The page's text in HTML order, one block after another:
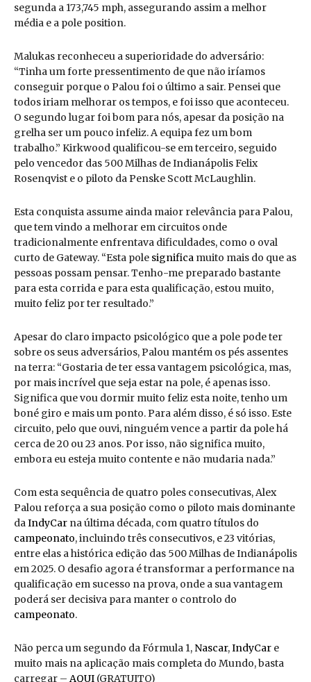
segunda a 173,745 mph, assegurando assim a melhor
média e a pole position.
Malukas reconheceu a superioridade do adversário:
“Tinha um forte pressentimento de que não iríamos
conseguir porque o Palou foi o último a sair. Pensei que
todos iriam melhorar os tempos, e foi isso que aconteceu.
O segundo lugar foi bom para nós, apesar da posição na
grelha ser um pouco infeliz. A equipa fez um bom
trabalho.” Kirkwood qualificou-se em terceiro, seguido
pelo vencedor das 500 Milhas de Indianápolis Felix
Rosenqvist e o piloto da Penske Scott McLaughlin.
Esta conquista assume ainda maior relevância para Palou,
que tem vindo a melhorar em circuitos onde
tradicionalmente enfrentava dificuldades, como o oval
curto de Gateway. “Esta pole significa muito mais do que as
pessoas possam pensar. Tenho-me preparado bastante
para esta corrida e para esta qualificação, estou muito,
muito feliz por ter resultado.”
Apesar do claro impacto psicológico que a pole pode ter
sobre os seus adversários, Palou mantém os pés assentes
na terra: “Gostaria de ter essa vantagem psicológica, mas,
por mais incrível que seja estar na pole, é apenas isso.
Significa que vou dormir muito feliz esta noite, tenho um
boné giro e mais um ponto. Para além disso, é só isso. Este
circuito, pelo que ouvi, ninguém vence a partir da pole há
cerca de 20 ou 23 anos. Por isso, não significa muito,
embora eu esteja muito contente e não mudaria nada.”
Com esta sequência de quatro poles consecutivas, Alex
Palou reforça a sua posição como o piloto mais dominante
daIndyCar na última década, com quatro títulos do
campeonato, incluindo três consecutivos, e 23 vitórias,
entre elas a histórica edição das 500 Milhas de Indianápolis
em 2025. O desafio agora é transformar a performance na
qualificação em sucesso na prova, onde a sua vantagem
poderá ser decisiva para manter o controlo do
campeonato.
Não perca um segundo da Fórmula 1, Nascar,IndyCar e
muito mais na aplicação mais completa do Mundo, basta
carregar – AQUI (GRATUITO)